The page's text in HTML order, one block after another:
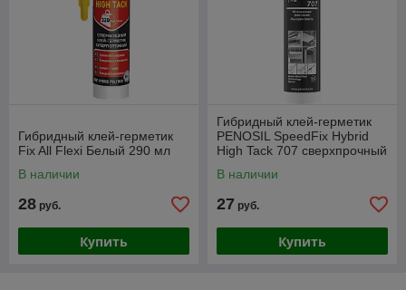
Гибридный клей-герметик
Fix All Flexi Белый 290 мл
В наличии
28 руб.
Купить
Гибридный клей-герметик
PENOSIL SpeedFix Hybrid
High Tack 707 cверхпрочный
В наличии
27 руб.
Купить